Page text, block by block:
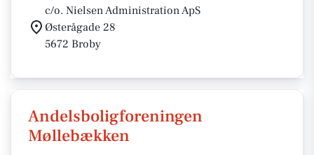
c/o. Nielsen Administration ApS
Østerågade 28
5672 Broby
Andelsboligforeningen
Møllebækken